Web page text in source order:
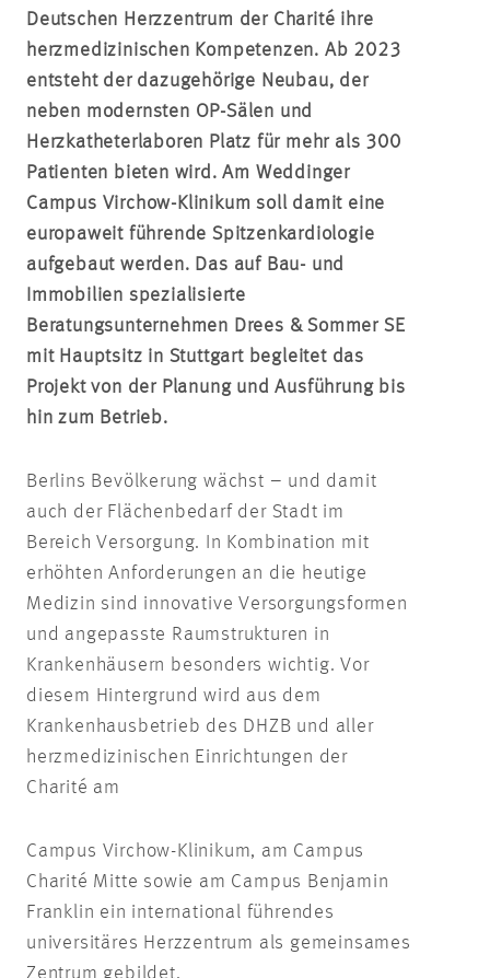
Deutschen Herzzentrum der Charité ihre
herzmedizinischen Kompetenzen. Ab 2023
entsteht der dazugehörige Neubau, der
neben modernsten OP-Sälen und
Herzkatheterlaboren Platz für mehr als 300
Patienten bieten wird. Am Weddinger
Campus Virchow-Klinikum soll damit eine
europaweit führende Spitzenkardiologie
aufgebaut werden. Das auf Bau- und
Immobilien spezialisierte
Beratungsunternehmen Drees & Sommer SE
mit Hauptsitz in Stuttgart begleitet das
Projekt von der Planung und Ausführung bis
hin zum Betrieb.
Berlins Bevölkerung wächst – und damit
auch der Flächenbedarf der Stadt im
Bereich Versorgung. In Kombination mit
erhöhten Anforderungen an die heutige
Medizin sind innovative Versorgungsformen
und angepasste Raumstrukturen in
Krankenhäusern besonders wichtig. Vor
diesem Hintergrund wird aus dem
Krankenhausbetrieb des DHZB und aller
herzmedizinischen Einrichtungen der
Charité am
Campus Virchow-Klinikum, am Campus
Charité Mitte sowie am Campus Benjamin
Franklin ein international führendes
universitäres Herzzentrum als gemeinsames
Zentrum gebildet.